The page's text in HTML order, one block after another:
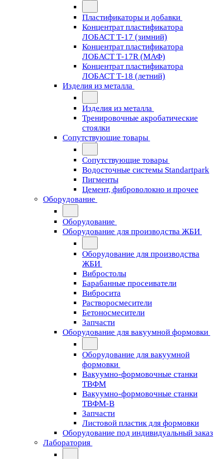
Пластификаторы и добавки
Концентрат пластификатора
ЛОБАСТ Т-17 (зимний)
Концентрат пластификатора
ЛОБАСТ Т-17R (МАФ)
Концентрат пластификатора
ЛОБАСТ Т-18 (летний)
Изделия из металла
Изделия из металла
Тренировочные акробатические
стоялки
Сопутствующие товары
Сопутствующие товары
Водосточные системы Standartpark
Пигменты
Цемент, фиброволокно и прочее
Оборудование
Оборудование
Оборудование для производства ЖБИ
Оборудование для производства
ЖБИ
Вибростолы
Барабанные просеиватели
Вибросита
Растворосмесители
Бетоносмесители
Запчасти
Оборудование для вакуумной формовки
Оборудование для вакуумной
формовки
Вакуумно-формовочные станки
ТВФМ
Вакуумно-формовочные станки
ТВФМ-В
Запчасти
Листовой пластик для формовки
Оборудование под индивидуальный заказ
Лаборатория